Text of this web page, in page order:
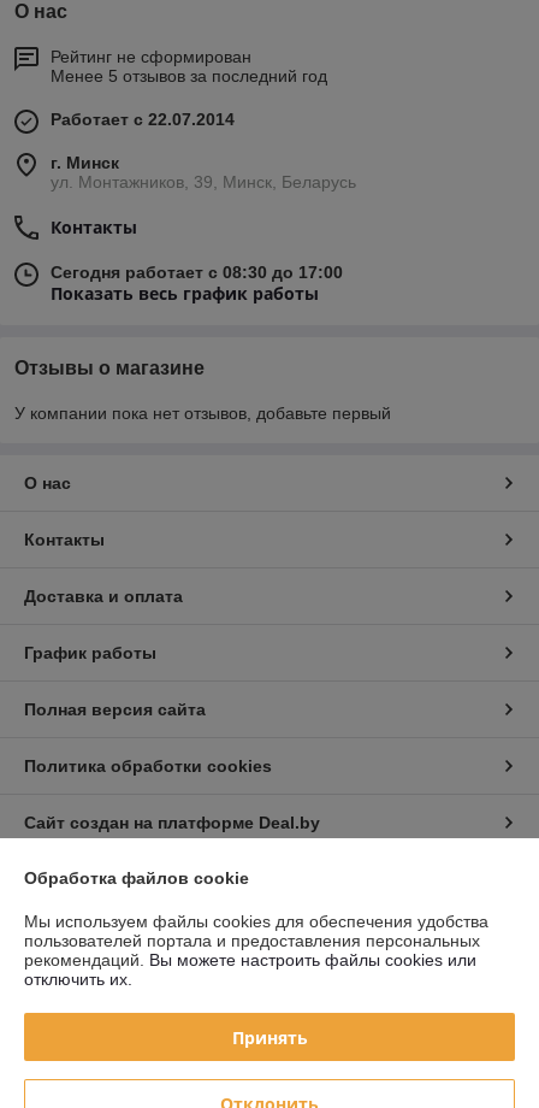
О нас
Рейтинг не сформирован
Менее 5 отзывов за последний год
Работает с 22.07.2014
г. Минск
ул. Монтажников, 39, Минск, Беларусь
Контакты
Сегодня работает с 08:30 до 17:00
Показать весь график работы
Отзывы о магазине
У компании пока нет отзывов, добавьте первый
О нас
Контакты
Доставка и оплата
График работы
Полная версия сайта
Политика обработки cookies
Сайт создан на платформе Deal.by
Юридическое лицо:Частное торговое унитарное предприятие «Авто
Голден Лайт»
220019 г. Минск, ул. Монтажников, д. 39
Регистрационный номер ЕГР: 192282909
Регистрационный орган: Минский горисполком
Обработка файлов cookie
Мы используем файлы cookies для обеспечения удобства
пользователей портала и предоставления персональных
рекомендаций. Вы можете настроить файлы cookies или
отключить их.
Принять
Отклонить